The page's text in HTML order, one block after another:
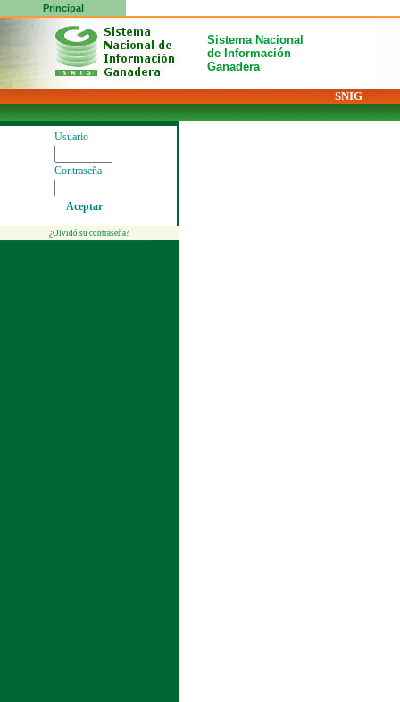
Principal
Sistema Nacional
de Información
Ganadera
SNIG
Usuario
Contraseña
Aceptar
¿Olvidó su contraseña?